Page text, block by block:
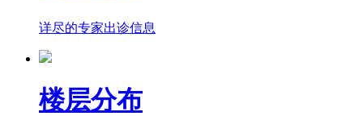
详尽的专家出诊信息
楼层分布